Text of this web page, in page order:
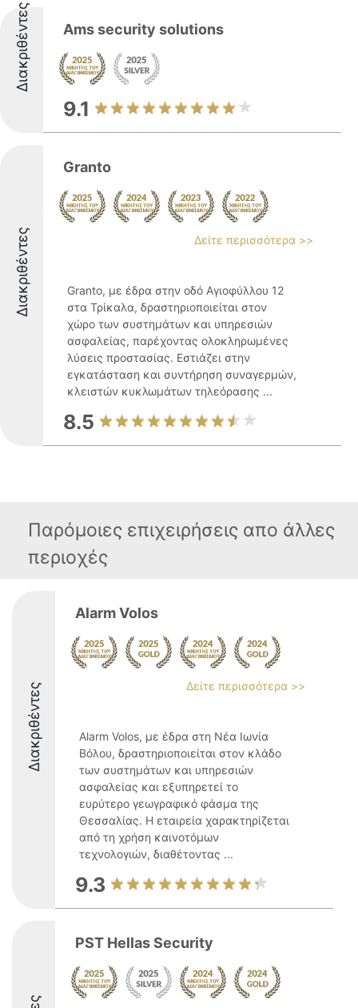
Διακριθέντες Ams security solutions
9.1
Διακριθέντες
Granto
Δείτε περισσότερα >>
Granto, με έδρα στην οδό Αγιοφύλλου 12
στα Τρίκαλα, δραστηριοποιείται στον
χώρο των συστημάτων και υπηρεσιών
ασφαλείας, παρέχοντας ολοκληρωμένες
λύσεις προστασίας. Εστιάζει στην
εγκατάσταση και συντήρηση συναγερμών,
κλειστών κυκλωμάτων τηλεόρασης ...
8.5
Παρόμοιες επιχειρήσεις απο άλλες
περιοχές
Διακριθέντες
Alarm Volos
Δείτε περισσότερα >>
Alarm Volos, με έδρα στη Νέα Ιωνία
Βόλου, δραστηριοποιείται στον κλάδο
των συστημάτων και υπηρεσιών
ασφαλείας και εξυπηρετεί το
ευρύτερο γεωγραφικό φάσμα της
Θεσσαλίας. Η εταιρεία χαρακτηρίζεται
από τη χρήση καινοτόμων
τεχνολογιών, διαθέτοντας ...
9.3
PST Hellas Security